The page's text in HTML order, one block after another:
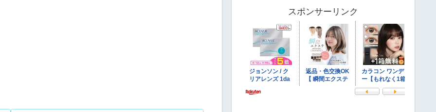
スポンサーリンク